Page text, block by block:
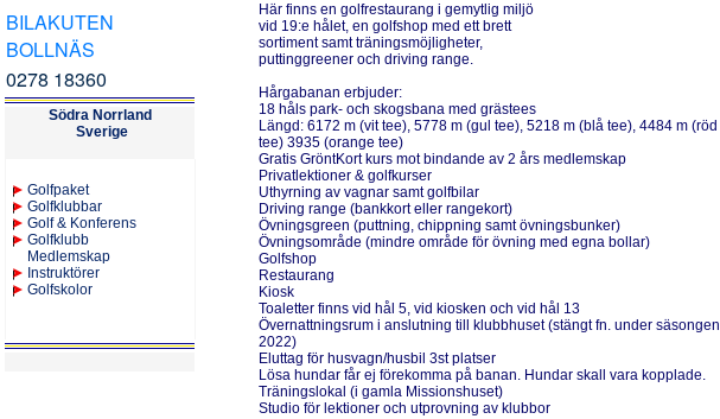
BILAKUTEN
BOLLNÄS
0278 18360
Södra Norrland
Sverige
Golfpaket
Golfklubbar
Golf & Konferens
Golfklubb
Medlemskap
Instruktörer
Golfskolor
Här finns en golfrestaurang i gemytlig miljö
vid 19:e hålet, en golfshop med ett brett
sortiment samt träningsmöjligheter,
puttinggreener och driving range.
Hårgabanan erbjuder:
18 håls park- och skogsbana med grästees
Längd: 6172 m (vit tee), 5778 m (gul tee), 5218 m (blå tee), 4484 m (röd
tee) 3935 (orange tee)
Gratis GröntKort kurs mot bindande av 2 års medlemskap
Privatlektioner & golfkurser
Uthyrning av vagnar samt golfbilar
Driving range (bankkort eller rangekort)
Övningsgreen (puttning, chippning samt övningsbunker)
Övningsområde (mindre område för övning med egna bollar)
Golfshop
Restaurang
Kiosk
Toaletter finns vid hål 5, vid kiosken och vid hål 13
Övernattningsrum i anslutning till klubbhuset (stängt fn. under säsongen
2022)
Eluttag för husvagn/husbil 3st platser
Lösa hundar får ej förekomma på banan. Hundar skall vara kopplade.
Träningslokal (i gamla Missionshuset)
Studio för lektioner och utprovning av klubbor